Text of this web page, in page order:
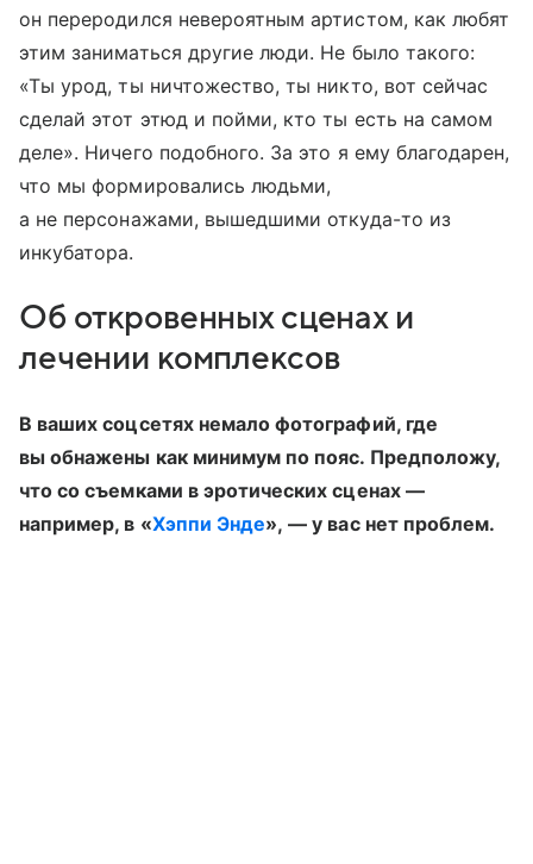
он переродился невероятным артистом, как любят
этим заниматься другие люди. Не было такого:
«Ты урод, ты ничтожество, ты никто, вот сейчас
сделай этот этюд и пойми, кто ты есть на самом
деле». Ничего подобного. За это я ему благодарен,
что мы формировались людьми,
а не персонажами, вышедшими откуда-то из
инкубатора.
Об откровенных сценах и
лечении комплексов
В ваших соцсетях немало фотографий, где
вы обнажены как минимум по пояс. Предположу,
что со съемками в эротических сценах —
например, в «Хэппи Энде», — у вас нет проблем.